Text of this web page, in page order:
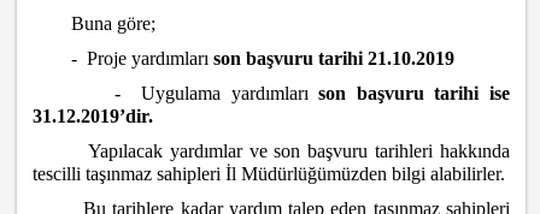
Buna göre;
- Proje yardımlarıson başvuru tarihi 21.10.2019
- Uygulama yardımlarıson başvuru tarihi ise
31.12.2019’dir.
Yapılacak yardımlar ve son başvuru tarihleri hakkında
tescilli taşınmaz sahipleri İl Müdürlüğümüzden bilgi alabilirler.
Bu tarihlere kadar yardım talep eden taşınmaz sahipleri